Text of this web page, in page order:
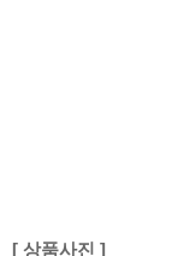
[ 상품사진 ]